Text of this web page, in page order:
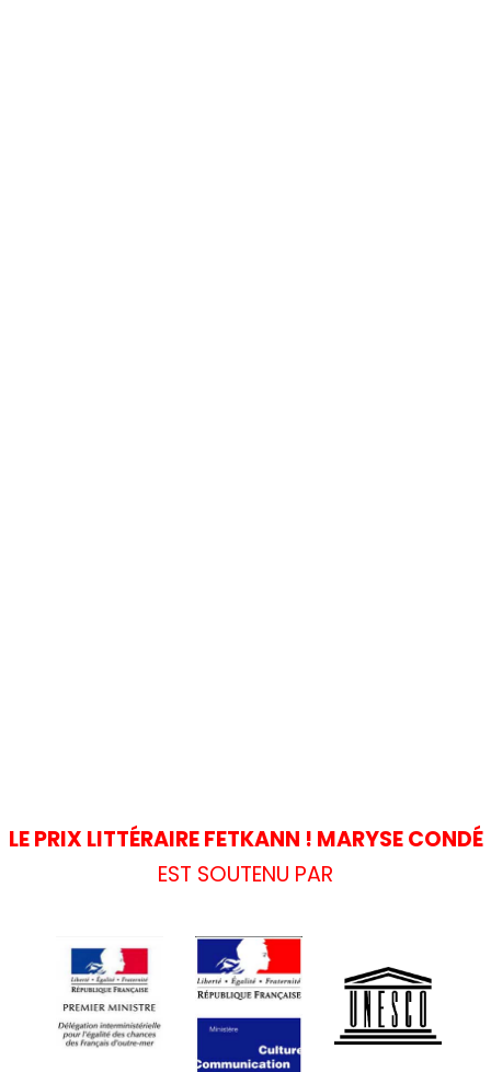
LE PRIX LITTÉRAIRE FETKANN ! MARYSE CONDÉ
EST SOUTENU PAR